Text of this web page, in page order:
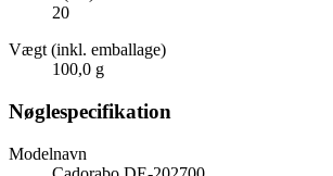
20
Vægt (inkl. emballage)
100,0 g
Nøglespecifikation
Modelnavn